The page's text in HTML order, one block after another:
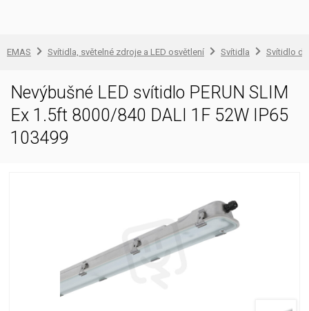
EMAS Svítidla, světelné zdroje a LED osvětlení Svítidla Svítidlo
Nevýbušné LED svítidlo PERUN SLIM
Ex 1.5ft 8000/840 DALI 1F 52W IP65
103499